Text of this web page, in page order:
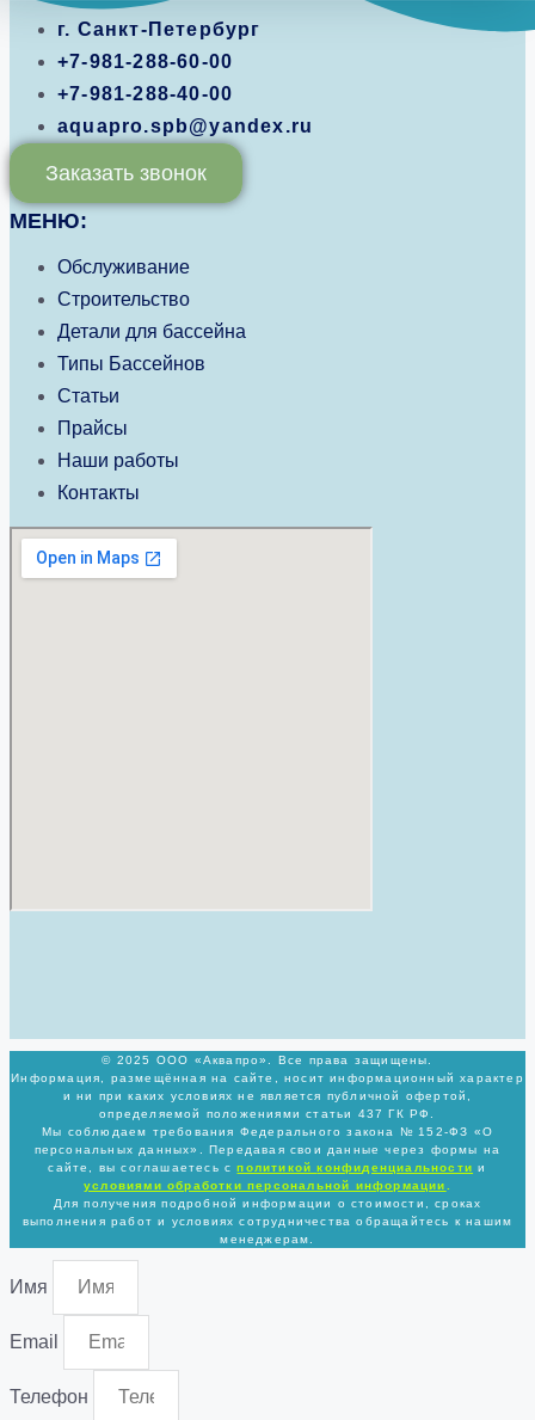
г. Санкт-Петербург
+7-981-288-60-00
+7-981-288-40-00
aquapro.spb@yandex.ru
Заказать звонок
МЕНЮ:
Обслуживание
Строительство
Детали для бассейна
Типы Бассейнов
Статьи
Прайсы
Наши работы
Контакты
© 2025 ООО «Аквапро». Все права защищены.
Информация, размещённая на сайте, носит информационный характер
и ни при каких условиях не является публичной офертой,
определяемой положениями статьи 437 ГК РФ.
Мы соблюдаем требования Федерального закона № 152-ФЗ «О
персональных данных». Передавая свои данные через формы на
сайте, вы соглашаетесь сполитикойконфиденциальности и
условиями обработки персональной информации
Для получения подробной информации о стоимости, сроках
выполнения работ и условиях сотрудничества обращайтесь к нашим
менеджерам.
Имя
Email
Телефон